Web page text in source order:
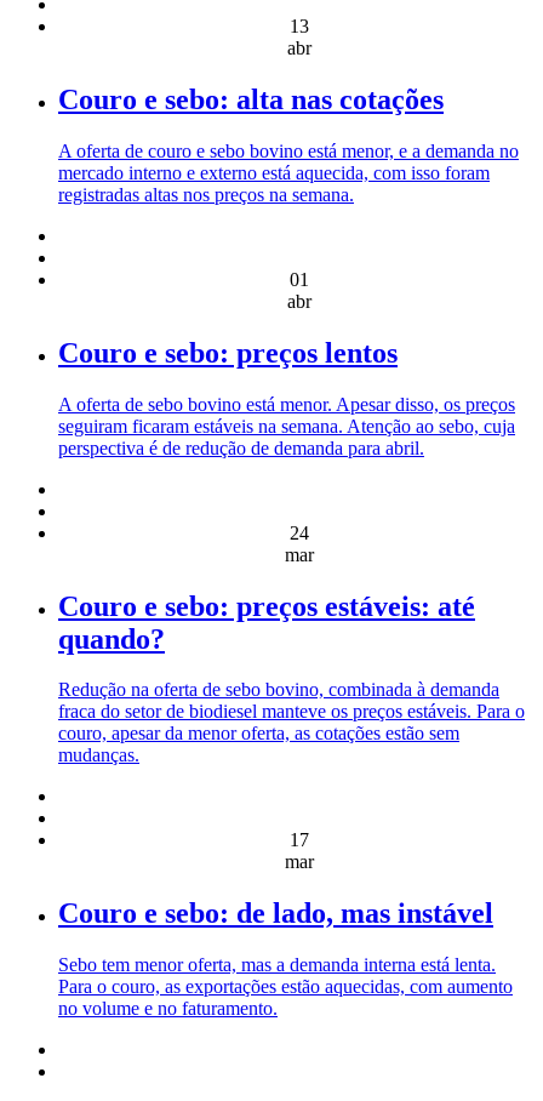
13
abr
Couro e sebo: alta nas cotações
A oferta de couro e sebo bovino está menor, e a demanda no
mercado interno e externo está aquecida, com isso foram
registradas altas nos preços na semana.
01
abr
Couro e sebo: preços lentos
A oferta de sebo bovino está menor. Apesar disso, os preços
seguiram ficaram estáveis na semana. Atenção ao sebo, cuja
perspectiva é de redução de demanda para abril.
24
mar
Couro e sebo: preços estáveis: até
quando?
Redução na oferta de sebo bovino, combinada à demanda
fraca do setor de biodiesel manteve os preços estáveis. Para o
couro, apesar da menor oferta, as cotações estão sem
mudanças.
17
mar
Couro e sebo: de lado, mas instável
Sebo tem menor oferta, mas a demanda interna está lenta.
Para o couro, as exportações estão aquecidas, com aumento
no volume e no faturamento.